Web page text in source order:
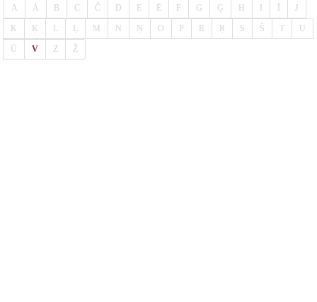
A Ā B C Č D E Ē F G Ģ H J
K Ķ L Ļ M N Ņ O P R Ŗ S Š T U
Ū V Z Ž